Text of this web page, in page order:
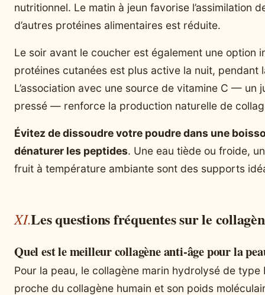
nutritionnel. Le matin à jeun favorise l’assimilation
d’autres protéines alimentaires est réduite.
Le soir avant le coucher est également une option
protéines cutanées est plus active la nuit, pendant
L’association avec une source de vitamine C — un
pressé — renforce la production naturelle de
Évitez de dissoudre votre poudre dans une
dénaturer les peptides. Une eau tiède ou froide,
fruit à température ambiante sont des supports
Les questions fréquentes sur le
Quel est le meilleur collagène anti-âge pour la
Pour la peau, le collagène marin hydrolysé de
proche du collagène humain et son poids